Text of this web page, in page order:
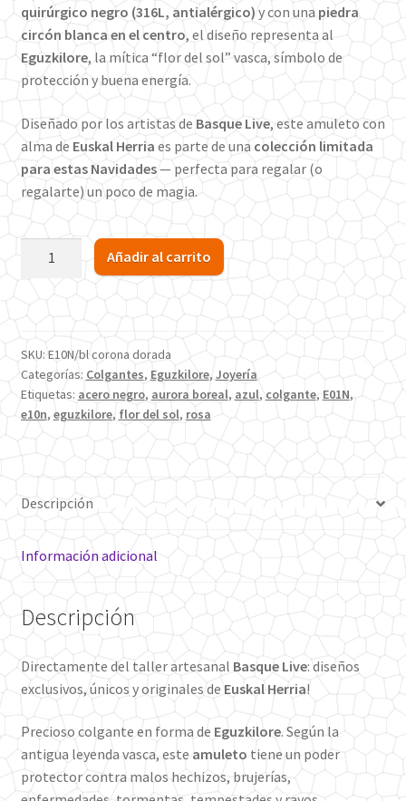
quirúrgico negro (316L, antialérgico) y con unapiedra
circón blanca en el centro, el diseño representa al
Eguzkilore, la mítica “flor del sol” vasca, símbolo de
protección y buena energía.
Diseñado por los artistas de Basque Live, este amuleto con
alma de Euskal Herria es parte de una colección limitada
para estas Navidades— perfecta para regalar (o
regalarte) un poco de magia.
Negro
Dorado
25mm
con
Circón
Blanco
cantidad
Añadir al carrito
SKU: E10N/bl corona dorada
Categorías: Colgantes, Eguzkilore, Joyería
Etiquetas: acero negro, aurora boreal, azul, colgante, E01N,
e10n, eguzkilore, flor del sol, rosa
Descripción
Información adicional
Descripción
Directamente del taller artesanal Basque Live: diseños
exclusivos, únicos y originales de Euskal Herria!
Precioso colgante en forma de Eguzkilore. Según la
antigua leyenda vasca, este amuleto tiene un poder
protector contra malos hechizos, brujerías,